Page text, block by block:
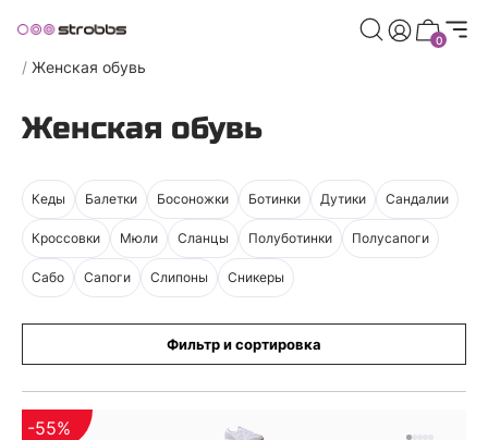
0
Strobbs для женщин
/ Женская обувь
Женская обувь
Кеды Балетки Босоножки Ботинки Дутики Сандалии
Кроссовки Мюли Сланцы Полуботинки Полусапоги
Сабо Сапоги Слипоны Сникеры
Фильтр и сортировка
-55%